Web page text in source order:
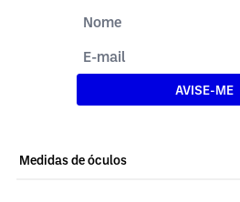
AVISE-ME
Medidas de óculos